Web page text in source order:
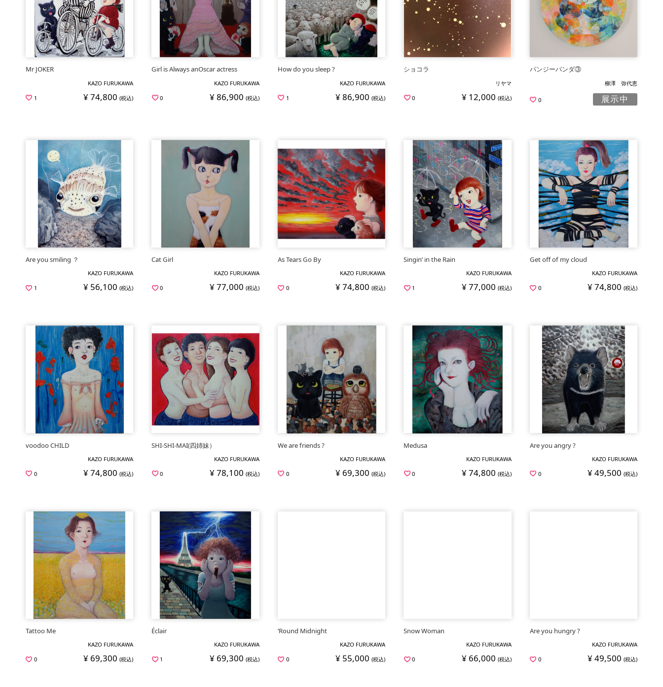
Mr JOKER
KAZO FURUKAWA
1
¥ 74,800(税込)
Girl is Always anOscar actress
KAZO FURUKAWA
0
¥ 86,900 (税込)
How do you sleep ?
KAZO FURUKAWA
1
¥ 86,900(税込)
ショコラ
リヤマ
0
¥ 12,000 (税込)
パンジーパンダ③
柳澤 弥代恵
0 展示中
Are you smiling ？
KAZO FURUKAWA
1
¥ 56,100(税込)
Cat Girl
KAZO FURUKAWA
0
¥ 77,000 (税込)
As Tears Go By
KAZO FURUKAWA
0
¥ 74,800(税込)
Singin’ in the Rain
KAZO FURUKAWA
1
¥ 77,000 (税込)
Get off of my cloud
KAZO FURUKAWA
0
¥ 74,800 (税込)
voodoo CHILD
KAZO FURUKAWA
0
¥ 74,800(税込)
SHI-SHI-MAI(四姉妹）
KAZO FURUKAWA
0
¥ 78,100 (税込)
We are friends ?
KAZO FURUKAWA
0
¥ 69,300(税込)
Medusa
KAZO FURUKAWA
0
¥ 74,800 (税込)
Are you angry ?
KAZO FURUKAWA
0
¥ 49,500 (税込)
Tattoo Me
KAZO FURUKAWA
0
¥ 69,300(税込)
Éclair
KAZO FURUKAWA
1
¥ 69,300 (税込)
‘Round Midnight
KAZO FURUKAWA
0
¥ 55,000(税込)
Snow Woman
KAZO FURUKAWA
0
¥ 66,000 (税込)
Are you hungry ?
KAZO FURUKAWA
0
¥ 49,500 (税込)